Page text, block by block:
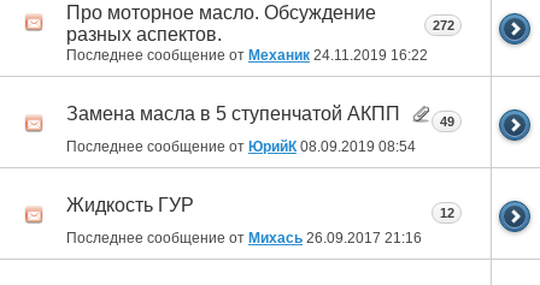
Про моторное масло. Обсуждение
разных аспектов.
Последнее сообщение от Механик 24.11.2019 16:22
272
Замена масла в 5 ступенчатой АКПП
Последнее сообщение от ЮрийК 08.09.2019 08:54
49
Жидкость ГУР
Последнее сообщение от Михась 26.09.2017 21:16
12